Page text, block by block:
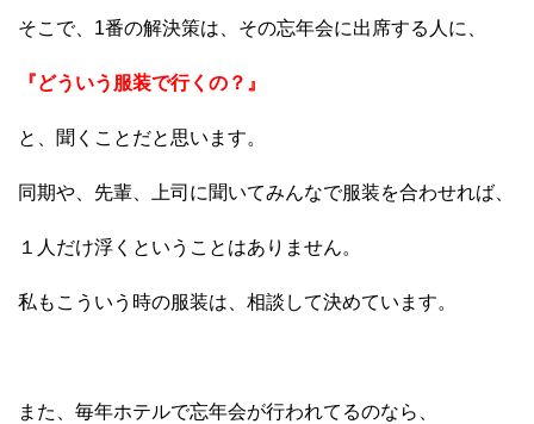
そこで、1番の解決策は、その忘年会に出席する人に、
『どういう服装で行くの？』
と、聞くことだと思います。
同期や、先輩、上司に聞いてみんなで服装を合わせれば、
１人だけ浮くということはありません。
私もこういう時の服装は、相談して決めています。
また、毎年ホテルで忘年会が行われてるのなら、